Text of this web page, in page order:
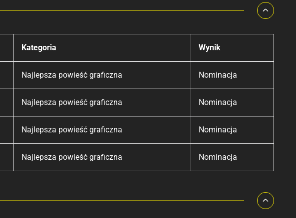
Kategoria Wynik
Najlepsza powieść graficzna Nominacja
Najlepsza powieść graficzna Nominacja
Najlepsza powieść graficzna Nominacja
Najlepsza powieść graficzna Nominacja